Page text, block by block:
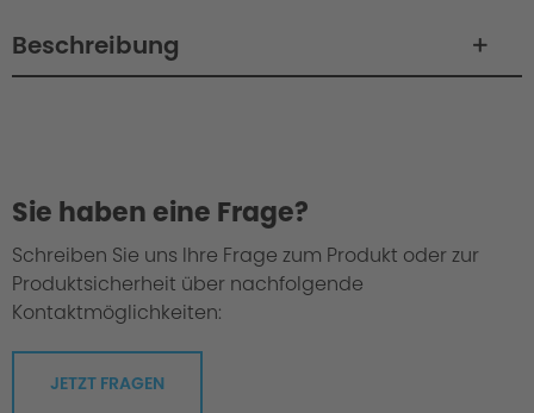
Beschreibung
Sie haben eine Frage?
Schreiben Sie uns Ihre Frage zum Produkt oder zur
Produktsicherheit über nachfolgende
Kontaktmöglichkeiten:
JETZT FRAGEN